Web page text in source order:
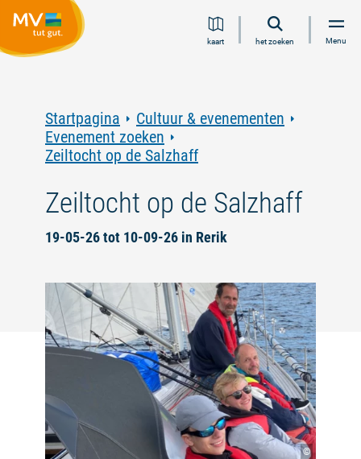
Ga
naar
Ga
naar
Ga
naar
Ga
naar
kaart het zoeken Menu
Startpagina
Cultuur & evenementen
Evenement zoeken
Zeiltocht op de Salzhaff
Zeiltocht op de Salzhaff
19-05-26 tot 10-09-26 in Rerik
©